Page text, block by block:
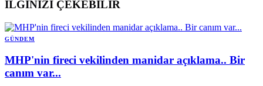
İLGİNİZİ ÇEKEBİLİR
GÜNDEM
MHP'nin fireci vekilinden manidar açıklama.. Bir
canım var...